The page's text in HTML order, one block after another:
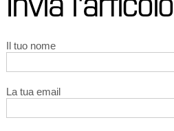
Il tuo nome
La tua email